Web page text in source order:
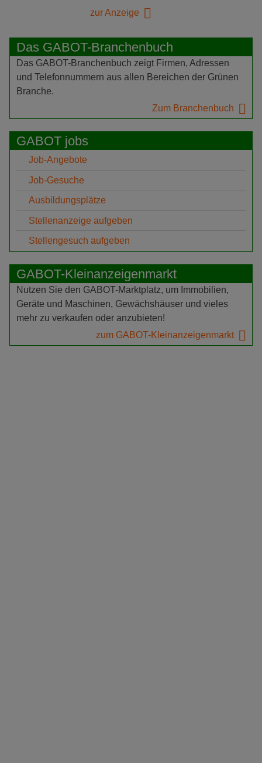
zur Anzeige
Das GABOT-Branchenbuch
Das GABOT-Branchenbuch zeigt Firmen, Adressen
und Telefonnummern aus allen Bereichen der Grünen
Branche.
Zum Branchenbuch
GABOT jobs
Job-Angebote
Job-Gesuche
Ausbildungsplätze
Stellenanzeige aufgeben
Stellengesuch aufgeben
GABOT-Kleinanzeigenmarkt
Nutzen Sie den GABOT-Marktplatz, um Immobilien,
Geräte und Maschinen, Gewächshäuser und vieles
mehr zu verkaufen oder anzubieten!
zum GABOT-Kleinanzeigenmarkt